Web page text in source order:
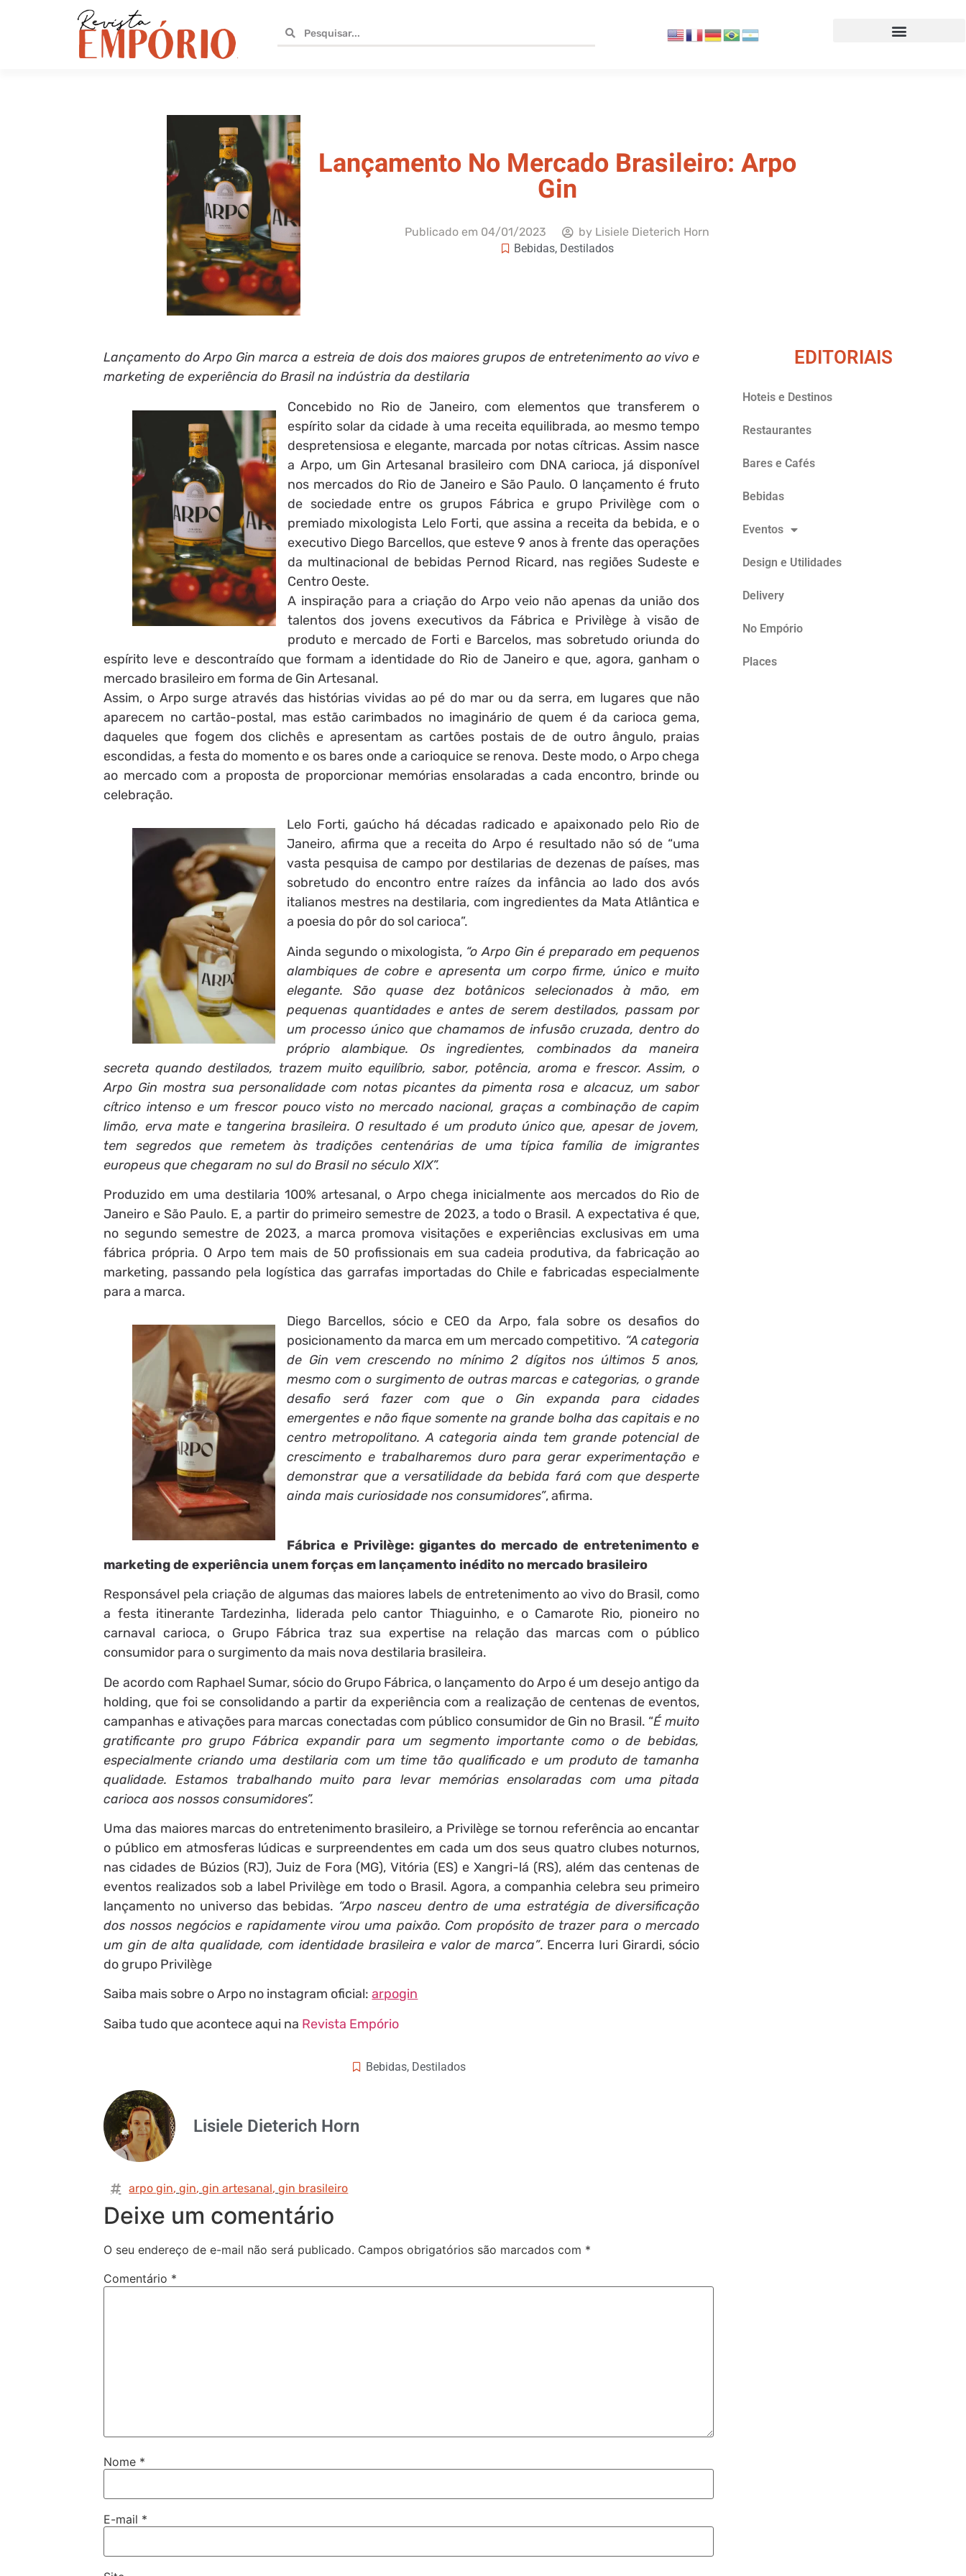
Lançamento No Mercado Brasileiro: Arpo
Gin
Publicado em 04/01/2023 by Lisiele Dieterich Horn
Bebidas, Destilados
Lançamento do Arpo Gin marca a estreia de dois dos maiores grupos de entretenimento ao vivo e
marketing de experiência do Brasil na indústria da destilaria
Concebido no Rio de Janeiro, com elementos que transferem o
espírito solar da cidade à uma receita equilibrada, ao mesmo tempo
despretensiosa e elegante, marcada por notas cítricas. Assim nasce
a Arpo, um Gin Artesanal brasileiro com DNA carioca, já disponível
nos mercados do Rio de Janeiro e São Paulo. O lançamento é fruto
de sociedade entre os grupos Fábrica e grupo Privilège com o
premiado mixologista Lelo Forti, que assina a receita da bebida, e o
executivo Diego Barcellos, que esteve 9 anos à frente das operações
da multinacional de bebidas Pernod Ricard, nas regiões Sudeste e
Centro Oeste.
A inspiração para a criação do Arpo veio não apenas da união dos
talentos dos jovens executivos da Fábrica e Privilège à visão de
produto e mercado de Forti e Barcelos, mas sobretudo oriunda do
espírito leve e descontraído que formam a identidade do Rio de Janeiro e que, agora, ganham o
mercado brasileiro em forma de Gin Artesanal.
Assim, o Arpo surge através das histórias vividas ao pé do mar ou da serra, em lugares que não
aparecem no cartão-postal, mas estão carimbados no imaginário de quem é da carioca gema,
daqueles que fogem dos clichês e apresentam as cartões postais de de outro ângulo, praias
escondidas, a festa do momento e os bares onde a carioquice se renova. Deste modo, o Arpo chega
ao mercado com a proposta de proporcionar memórias ensolaradas a cada encontro, brinde ou
celebração.
Lelo Forti, gaúcho há décadas radicado e apaixonado pelo Rio de
Janeiro, afirma que a receita do Arpo é resultado não só de “uma
vasta pesquisa de campo por destilarias de dezenas de países, mas
sobretudo do encontro entre raízes da infância ao lado dos avós
italianos mestres na destilaria, com ingredientes da Mata Atlântica e
a poesia do pôr do sol carioca”.
Ainda segundo o mixologista, “o Arpo Gin é preparado em pequenos
alambiques de cobre e apresenta um corpo firme, único e muito
elegante. São quase dez botânicos selecionados à mão, em
pequenas quantidades e antes de serem destilados, passam por
um processo único que chamamos de infusão cruzada, dentro do
próprio alambique. Os ingredientes, combinados da maneira
secreta quando destilados, trazem muito equilíbrio, sabor, potência, aroma e frescor. Assim, o
Arpo Gin mostra sua personalidade com notas picantes da pimenta rosa e alcacuz, um sabor
cítrico intenso e um frescor pouco visto no mercado nacional, graças a combinação de capim
limão, erva mate e tangerina brasileira. O resultado é um produto único que, apesar de jovem,
tem segredos que remetem às tradições centenárias de uma típica família de imigrantes
europeus que chegaram no sul do Brasil no século XIX”.
Produzido em uma destilaria 100% artesanal, o Arpo chega inicialmente aos mercados do Rio de
Janeiro e São Paulo. E, a partir do primeiro semestre de 2023, a todo o Brasil. A expectativa é que,
no segundo semestre de 2023, a marca promova visitações e experiências exclusivas em uma
fábrica própria. O Arpo tem mais de 50 profissionais em sua cadeia produtiva, da fabricação ao
marketing, passando pela logística das garrafas importadas do Chile e fabricadas especialmente
para a marca.
Diego Barcellos, sócio e CEO da Arpo, fala sobre os desafios do
posicionamento da marca em um mercado competitivo. “A categoria
de Gin vem crescendo no mínimo 2 dígitos nos últimos 5 anos,
mesmo com o surgimento de outras marcas e categorias, o grande
desafio será fazer com que o Gin expanda para cidades
emergentes e não fique somente na grande bolha das capitais e no
centro metropolitano. A categoria ainda tem grande potencial de
crescimento e trabalharemos duro para gerar experimentação e
demonstrar que a versatilidade da bebida fará com que desperte
ainda mais curiosidade nos consumidores”, afirma.
Fábrica e Privilège: gigantes do mercado de entretenimento e
marketing de experiência unem forças em lançamento inédito no mercado brasileiro
Responsável pela criação de algumas das maiores labels de entretenimento ao vivo do Brasil, como
a festa itinerante Tardezinha, liderada pelo cantor Thiaguinho, e o Camarote Rio, pioneiro no
carnaval carioca, o Grupo Fábrica traz sua expertise na relação das marcas com o público
consumidor para o surgimento da mais nova destilaria brasileira.
De acordo com Raphael Sumar, sócio do Grupo Fábrica, o lançamento do Arpo é um desejo antigo da
holding, que foi se consolidando a partir da experiência com a realização de centenas de eventos,
campanhas e ativações para marcas conectadas com público consumidor de Gin no Brasil. “É muito
gratificante pro grupo Fábrica expandir para um segmento importante como o de bebidas,
especialmente criando uma destilaria com um time tão qualificado e um produto de tamanha
qualidade. Estamos trabalhando muito para levar memórias ensolaradas com uma pitada
carioca aos nossos consumidores”.
Uma das maiores marcas do entretenimento brasileiro, a Privilège se tornou referência ao encantar
o público em atmosferas lúdicas e surpreendentes em cada um dos seus quatro clubes noturnos,
nas cidades de Búzios (RJ), Juiz de Fora (MG), Vitória (ES) e Xangri-lá (RS), além das centenas de
eventos realizados sob a label Privilège em todo o Brasil. Agora, a companhia celebra seu primeiro
lançamento no universo das bebidas. “Arpo nasceu dentro de uma estratégia de diversificação
dos nossos negócios e rapidamente virou uma paixão. Com propósito de trazer para o mercado
um gin de alta qualidade, com identidade brasileira e valor de marca”. Encerra Iuri Girardi, sócio
do grupo Privilège
Saiba mais sobre o Arpo no instagram oficial:arpogin
Saiba tudo que acontece aqui na Revista Empório
Bebidas, Destilados
Lisiele Dieterich Horn
arpo gin,gin,gin artesanal,gin brasileiro
Deixe um comentário
O seu endereço de e-mail não será publicado. Campos obrigatórios são marcados com *
Comentário *
Nome *
E-mail *
EDITORIAIS
Hoteis e Destinos
Restaurantes
Bares e Cafés
Bebidas
Eventos
Design e Utilidades
Delivery
No Empório
Places